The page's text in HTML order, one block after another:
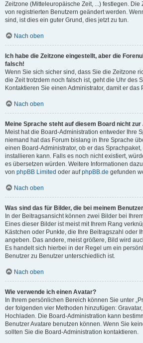
Zeitzone (Mitteleuropäische Zeit, ...) festlegen.
von registrierten Benutzern geändert werden.
sind, ist dies ein guter Grund, dies jetzt zu tun.
Nach oben
Ich habe die Zeitzone eingestellt, aber die
falsch!
Wenn Sie sich sicher sind, dass Sie die Zeitzone
die Zeit trotzdem noch falsch ist, geht die Uhr des
Kontaktieren Sie einen Administrator, damit er
Nach oben
Meine Sprache steht auf diesem Board nicht zur
Meist hat die Board-Administration entweder Ihre
niemand hat das Forum bislang in Ihre Sprache
einen Board-Administrator, ob er das
installieren kann. Falls es noch nicht existiert,
es übersetzen würden. Weitere Informationen
von phpBB Limited oder aufphpBB.de gefunden
Nach oben
Was sind das für Bilder, die bei meinem
In der Beitragsansicht können zwei Bilder bei
Eines dieser Bilder ist meist mit Ihrem Rang
Kästchen oder Punkte, die Ihre Beitragszahl oder
angeben. Das andere, meist größere, Bild wird
Es handelt sich hierbei in der Regel um ein
Benutzer zu Benutzer unterschiedlich ist.
Nach oben
Wie verwende ich einen Avatar?
In Ihrem persönlichen Bereich können Sie unter
der folgenden vier Methoden hinzufügen:
Hochladen. Die Board-Administration kann
Benutzer Avatare benutzen können. Wenn Sie
sollten Sie die Board-Administration kontaktieren.